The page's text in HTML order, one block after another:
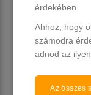
🔒 Erő és
Keményre köt–
érdekében.
Ahhoz, hogy
számodra
adnod az
Az összes